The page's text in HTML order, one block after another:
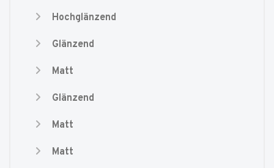
Hochglänzend
Glänzend
Matt
Glänzend
Matt
Matt